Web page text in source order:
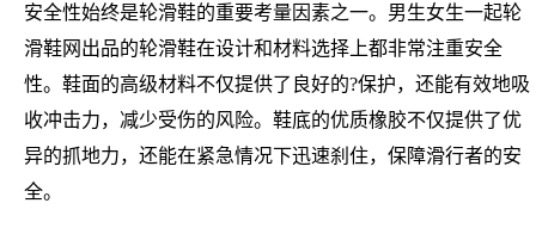
安全性始终是轮滑鞋的重要考量因素之一。男生女生一起轮
滑鞋网出品的轮滑鞋在设计和材料选择上都非常注重安全
性。鞋面的高级材料不仅提供了良好的?保护，还能有效地吸
收冲击力，减少受伤的风险。鞋底的优质橡胶不仅提供了优
异的抓地力，还能在紧急情况下迅速刹住，保障滑行者的安
全。